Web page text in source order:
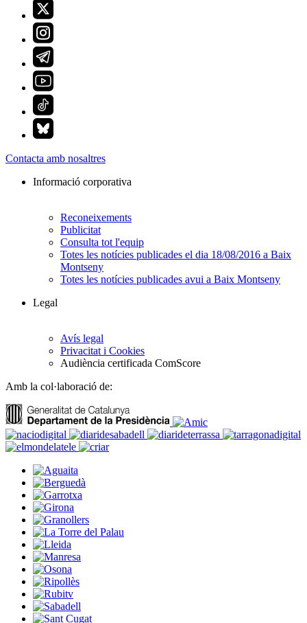
Contacta amb nosaltres
Informació corporativa
Reconeixements
Publicitat
Consulta tot l'equip
Totes les notícies publicades el dia 18/08/2016 a Baix
Montseny
Totes les notícies publicades avui a Baix Montseny
Legal
Avís legal
Privacitat i Cookies
Audiència certificada ComScore
Amb la col·laboració de: